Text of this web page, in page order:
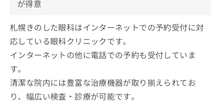
が得意
札幌きのした眼科はインターネットでの予約受付に対
応している眼科クリニックです。
インターネットの他に電話での予約も受付していま
す。
清潔な院内には豊富な治療機器が取り揃えられてお
り、幅広い検査・診療が可能です。